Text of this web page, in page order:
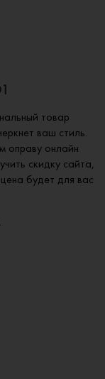
товар
ваш стиль.
оправу онлайн
скидку сайта,
будет для вас